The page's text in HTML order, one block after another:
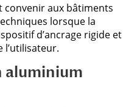
convenir aux bâtiments
lorsque la
d’ancrage rigide et
l’utilisateur.
aluminium